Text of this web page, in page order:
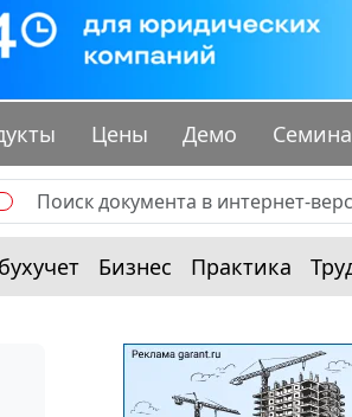
Цены Демо
Бизнес Практика